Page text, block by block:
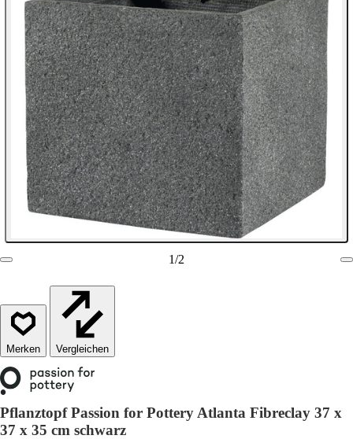
1/2
Vergleichen
Pflanztopf Passion for Pottery Atlanta Fibreclay 37 x
37 x 35 cm schwarz